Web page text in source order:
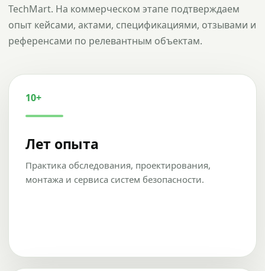
TechMart. На коммерческом этапе подтверждаем
опыт кейсами, актами, спецификациями, отзывами и
референсами по релевантным объектам.
10+
Лет опыта
Практика обследования, проектирования,
монтажа и сервиса систем безопасности.